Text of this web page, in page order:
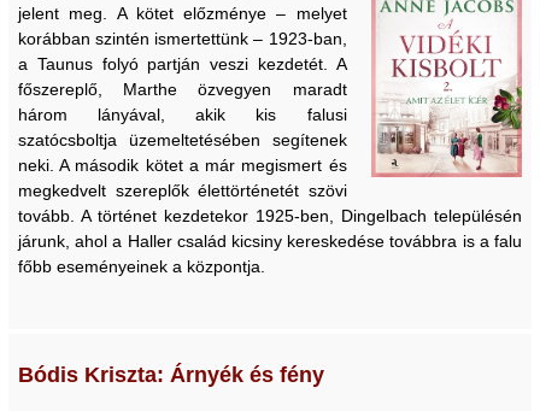
jelent meg. A kötet előzménye – melyet
korábban szintén ismertettünk – 1923-ban,
a Taunus folyó partján veszi kezdetét. A
főszereplő, Marthe özvegyen maradt
három lányával, akik kis falusi
szatócsboltja üzemeltetésében segítenek
neki. A második kötet a már megismert és
megkedvelt szereplők élettörténetét szövi
tovább. A történet kezdetekor 1925-ben, Dingelbach településén
járunk, ahol a Haller család kicsiny kereskedése továbbra is a falu
főbb eseményeinek a központja.
Bódis Kriszta: Árnyék és fény